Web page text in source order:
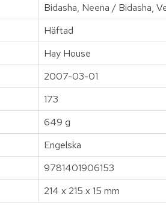
Bidasha, Neena / Bidasha,
Häftad
Hay House
2007-03-01
173
649 g
Engelska
9781401906153
214 x 215 x 15 mm